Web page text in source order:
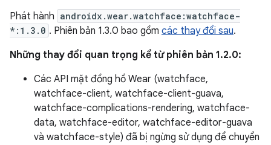
Phát hành androidx.wear.watchface:watchface-
*:1.3.0 . Phiên bản 1.3.0 bao gồm các thay đổi sau.
Những thay đổi quan trọng kể từ phiên bản 1.2.0:
Các API mặt đồng hồ Wear (watchface,
watchface-client, watchface-client-guava,
watchface-complications-rendering, watchface-
data, watchface-editor, watchface-editor-guava
và watchface-style) đã bị ngừng sử dụng để chuyển